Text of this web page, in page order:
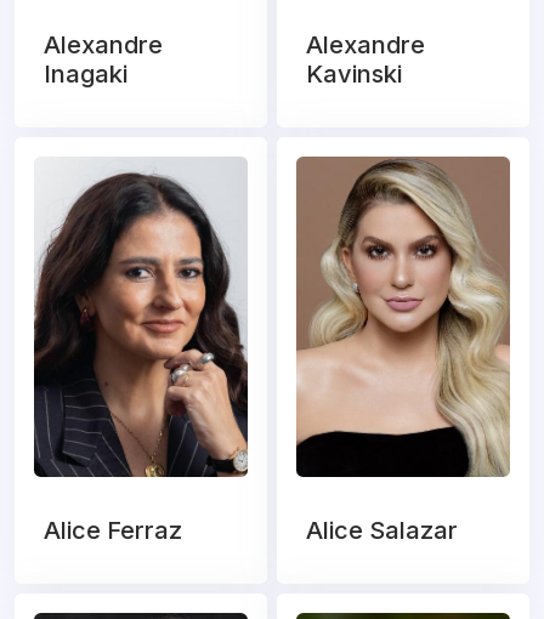
Alexandre
Inagaki
Alexandre
Kavinski
Alice Ferraz Alice Salazar